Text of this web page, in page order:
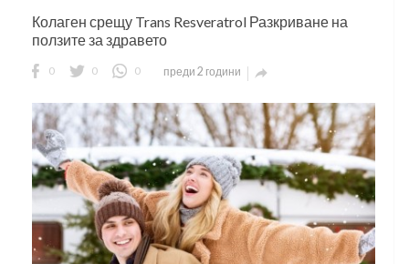
Колаген срещу Trans Resveratrol Разкриване на
ползите за здравето
0 0 0 преди 2 години 